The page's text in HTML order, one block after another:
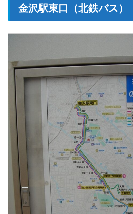
金沢駅東口（北鉄バス）